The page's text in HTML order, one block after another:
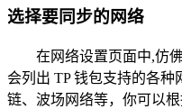
选择要同步的网络
在网络设置页面中,仿
会列出 TP 钱包支持的各
链、波场网络等，你可以